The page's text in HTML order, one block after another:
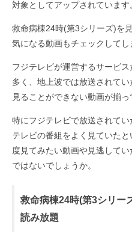
対象としてアップされています
救命病棟24時(第3シリーズ)を
気になる動画もチェックしてし
フジテレビが運営するサービ
多く、地上波では放送されて
見ることができない動画が揃っ
特にフジテレビで放送されて
テレビの番組をよく見ていた
度見てみたい動画や見逃して
ではないでしょうか。
救命病棟24時(第3シリー
読み放題